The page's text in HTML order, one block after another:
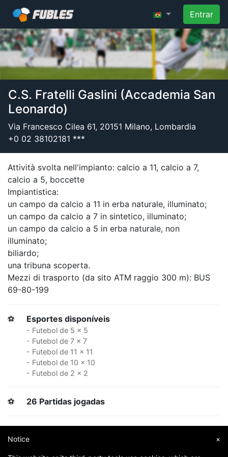
Entrar
C.S. Fratelli Gaslini (Accademia San
Leonardo)
Via Francesco Cilea 61, 20151 Milano, Lombardia
+0 02 38102181 ***
Attività svolta nell'impianto: calcio a 11, calcio a 7,
calcio a 5, boccette
Impiantistica:
un campo da calcio a 11 in erba naturale, illuminato;
un campo da calcio a 7 in sintetico, illuminato;
un campo da calcio a 5 in erba naturale, non
illuminato;
biliardo;
una tribuna scoperta.
Mezzi di trasporto (da sito ATM raggio 300 m): BUS
69-80-199
⚽ Esportes disponíveis
- Futebol de 5 x 5
- Futebol de 7 x 7
- Futebol de 11 x 11
- Futebol de 10 x 10
- Futebol de 2 x 2
⚽ 26 Partidas jogadas
×
Notice